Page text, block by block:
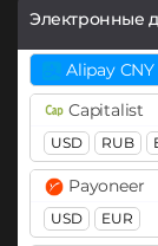
Binance
BEP20 BEP2
Bitcoin
BTC BEP20
Bitcoin
Электронные
Alipay CNY
Capitalist
USD RUB
Payoneer
USD EUR